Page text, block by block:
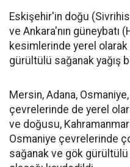
Eskişehir'in doğu
ve Ankara'nın güneybatı
kesimlerinde yerel
gürültülü sağanak yağış
Mersin, Adana,
çevrelerinde de yerel
ve doğusu,
Osmaniye çevrelerinde
sağanak ve gök gürültülü